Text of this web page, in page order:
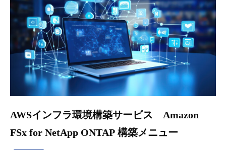
AWSインフラ環境構築サービス Amazon
FSx for NetApp ONTAP 構築メニュー